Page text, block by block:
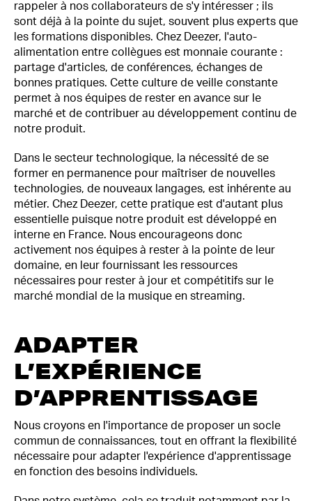
rappeler à nos collaborateurs de s'y intéresser ; ils
sont déjà à la pointe du sujet, souvent plus experts que
les formations disponibles. Chez Deezer, l'auto-
alimentation entre collègues est monnaie courante :
partage d'articles, de conférences, échanges de
bonnes pratiques. Cette culture de veille constante
permet à nos équipes de rester en avance sur le
marché et de contribuer au développement continu de
notre produit.
Dans le secteur technologique, la nécessité de se
former en permanence pour maîtriser de nouvelles
technologies, de nouveaux langages, est inhérente au
métier. Chez Deezer, cette pratique est d'autant plus
essentielle puisque notre produit est développé en
interne en France. Nous encourageons donc
activement nos équipes à rester à la pointe de leur
domaine, en leur fournissant les ressources
nécessaires pour rester à jour et compétitifs sur le
marché mondial de la musique en streaming.
ADAPTER
L’EXPÉRIENCE
D’APPRENTISSAGE
Nous croyons en l'importance de proposer un socle
commun de connaissances, tout en offrant la flexibilité
nécessaire pour adapter l'expérience d'apprentissage
en fonction des besoins individuels.